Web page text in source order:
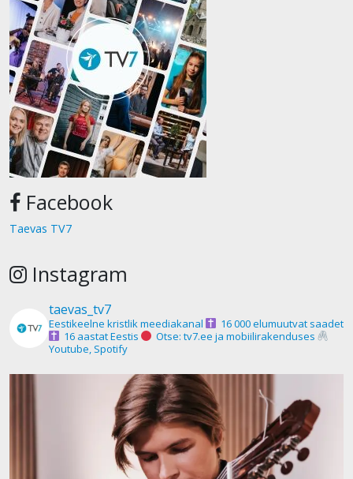
Facebook
Taevas TV7
Instagram
taevas_tv7
Eestikeelne kristlik meediakanal
16 000 elumuutvat saadet
16 aastat Eestis
Otse: tv7.ee ja mobiilirakenduses
Youtube, Spotify